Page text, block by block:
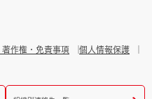
著作権・免責事項
個人情報保護